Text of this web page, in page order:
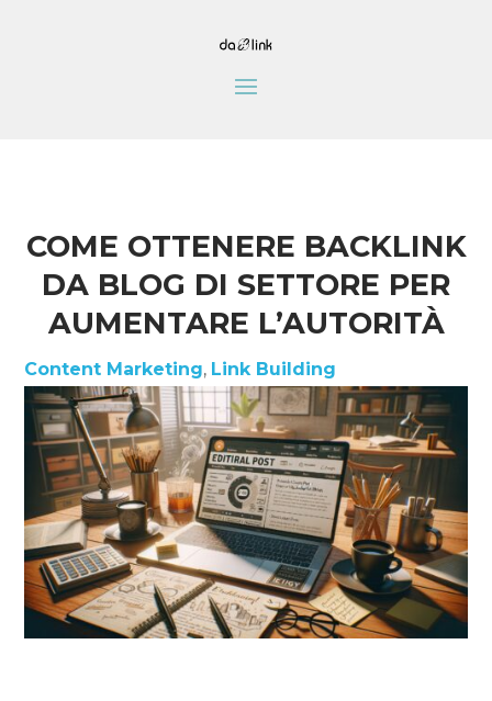
COME OTTENERE BACKLINK
DA BLOG DI SETTORE PER
AUMENTARE L’AUTORITÀ
Content Marketing, Link Building